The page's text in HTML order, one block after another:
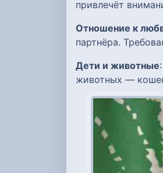
привлечёт
Отношение к
партнёра.
Дети и животные
животных —